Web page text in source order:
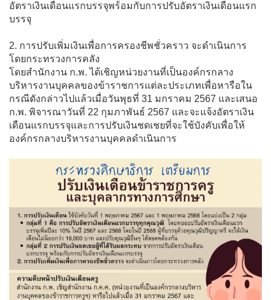
อัตราเงินเดือนแรกบรรจุพร้อมกับการปรับอัตราเงินเดือนแรก
บรรจุ
2. การปรับเพิ่มเงินเพื่อการครองชีพชั่วคราว จะดำเนินการ
โดยกระทรวงการคลัง
โดยสำนักงาน ก.พ. ได้เชิญหน่วยงานที่เป็นองค์กรกลาง
บริหารงานบุคคลของข้าราชการแต่ละประเภทเพื่อหารือใน
กรณีดังกล่าวไปแล้วเมื่อวันพุธที่ 31 มกราคม 2567 และเสนอ
ก.พ. พิจารณาวันที่ 22 กุมภาพันธ์ 2567 และจะแจ้งอัตราเงิน
เดือนแรกบรรจุและการปรับเงินชดเชยที่จะใช้บังคับเพื่อให้
องค์กรกลางบริหารงานบุคคลดำเนินการ